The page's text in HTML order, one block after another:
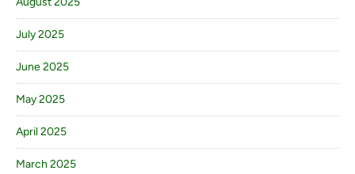
July 2025
June 2025
May 2025
April 2025
March 2025